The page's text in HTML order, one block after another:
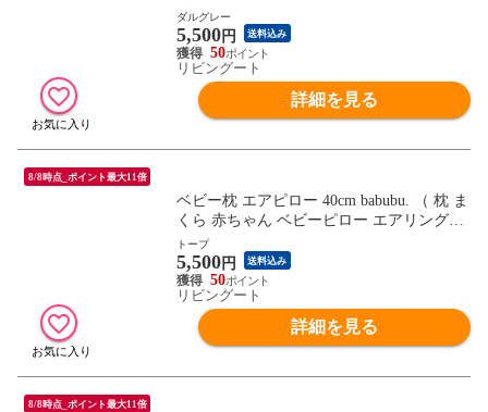
ロー ドーナツ枕 ベビー 寝具 寝装 洗える
吐き戻し予防 汗かき予防 絶壁予防 鼻詰ま
り予防 窒息予防 湿疹予防 転げ落ち防止 ベ
ビーベッド用 ） 【ダルグレー】
ダルグレー
5,500円 送料込み
50
リビングート
詳細を見る
8/8時点_ポイント最大11倍
ベビー枕 エアピロー 40cm babubu. （ 枕 ま
くら 赤ちゃん ベビーピロー エアリングピ
ロー ドーナツ枕 ベビー 寝具 寝装 洗える
吐き戻し予防 汗かき予防 絶壁予防 鼻詰ま
り予防 窒息予防 湿疹予防 転げ落ち防止 ベ
ビーベッド用 ） 【トープ】
トープ
5,500円 送料込み
50
リビングート
詳細を見る
8/8時点_ポイント最大11倍